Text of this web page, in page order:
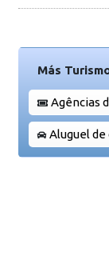
Más
Agências
Aluguel de